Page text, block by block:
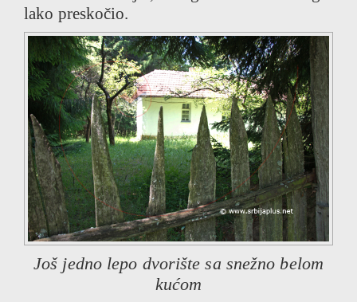
lako preskočio.
Još jedno lepo dvorište sa snežno belom
kućom